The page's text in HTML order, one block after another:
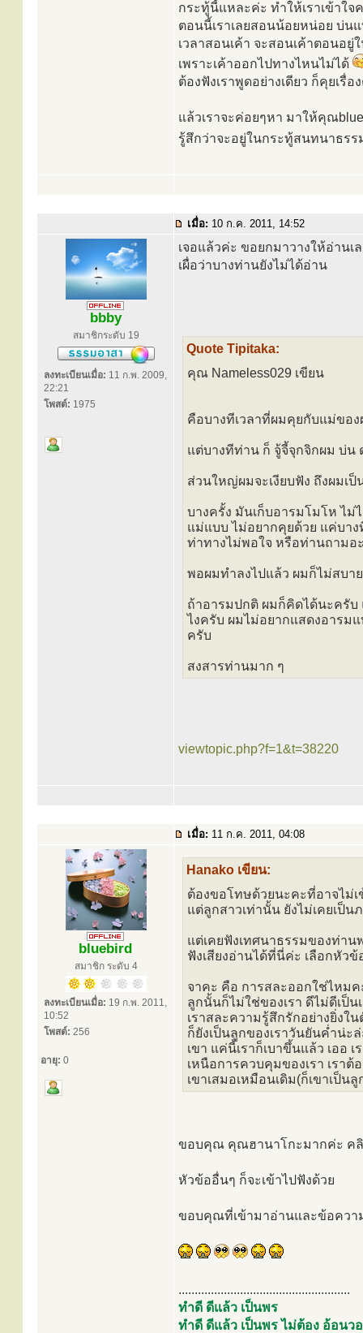
กระทู้นี้แหละค่ะ ทำให้เราเข้าใ
ตอนนี้เราเลยสอนน้อยหน่อย บ่น
เวลาสอนเค้า จะสอนเค้าตอนอยู่
เพราะเค้าออกไปทางไหนไม่ได้
ต้องฟังเราพูดอย่างเดียว ก็คุยเรื่อ
แล้วเราจะค่อยๆหา มาให้คุณ
รู้สึกว่าจะอยู่ในกระทู้สนทนาธร
เมื่อ: 10 ก.ค. 2011, 14:52
bbby
สมาชิกระดับ 19
ลงทะเบียนเมื่อ: 11 ก.พ. 2009,
22:21
โพสต์: 1975
เจอแล้วค่ะ ขอยกมาวางให้อ่านเ
เผื่อว่าบางท่านยังไม่ได้อ่าน
Quote Tipitaka:
คุณ Nameless029 เขียน
คือบางทีเวลาที่ผมคุยกับแม่ขอ
แต่บางทีท่าน ก็ จู้จี้จุกจิกผม บ่น
ส่วนใหญ่ผมจะเงียบฟัง ถึงผมเ
บางครั้ง มันเก็บอารมโมโห ไม่
แม่แบบ ไม่อยากคุยด้วย แค่บา
ท่าทางไม่พอใจ หรือท่านถามอ
พอผมทำลงไปแล้ว ผมก็ไม่สบา
ถ้าอารมปกติ ผมก็คิดได้นะครับ
ไงครับ ผมไม่อยากแสดงอารม
ครับ
สงสารท่านมาก ๆ
viewtopic.php?f=1&t=38220
เมื่อ: 11 ก.ค. 2011, 04:08
bluebird
สมาชิก ระดับ 4
ลงทะเบียนเมื่อ: 19 ก.พ. 2011,
10:52
โพสต์: 256
อายุ: 0
Hanako เขียน:
ต้องขอโทษด้วยนะคะที่อาจไม่เ
แต่ลูกสาวเท่านั้น ยังไม่เคยเป็น
แต่เคยฟังเทศนาธรรมของท่า
ฟังเสียงอ่านได้ที่นี่ค่ะ เลือกหัว
จาคะ คือ การสละออกใช่ไหม
ลูกนั้นก็ไม่ใช่ของเรา ดีไม่ดีเป็
เราสละความรู้สึกรักอย่างยิ่งใ
ก็ยังเป็นลูกของเราวันยันค่ำน่ะ
เขา แค่นี้เราก็เบาขึ้นแล้ว เออ
เหนือการควบคุมของเรา เราต้
เขาเสมอเหมือนเดิม(ก็เขาเป็น
ขอบคุณ คุณฮานาโกะมากค่ะ คลิ
หัวข้ออื่นๆ ก็จะเข้าไปฟังด้วย
ขอบคุณที่เข้ามาอ่านและข้อคว
.....................................................
ทำดี ดีแล้ว เป็นพร
ทำดี ดีแล้ว เป็นพร ไม่ต้อง อ้อนว